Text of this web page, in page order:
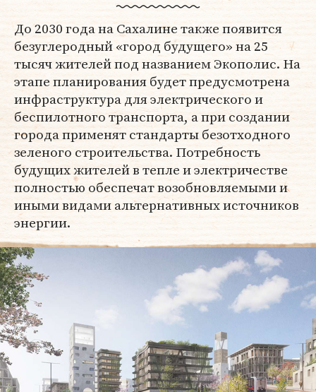
До 2030 года на Сахалине также появится
безуглеродный «город будущего» на 25
тысяч жителей под названием Экополис. На
этапе планирования будет предусмотрена
инфраструктура для электрического и
беспилотного транспорта, а при создании
города применят стандарты безотходного
зеленого строительства. Потребность
будущих жителей в тепле и электричестве
полностью обеспечат возобновляемыми и
иными видами альтернативных источников
энергии.